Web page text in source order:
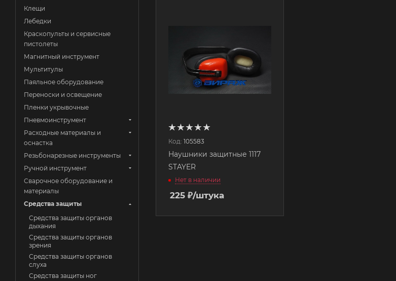
Код: 105583
Наушники защитные 1117
STAYER
Нет в наличии
225 ₽/штука
Клещи
Лебедки
Краскопульты и сервисные
пистолеты
Магнитный инструмент
Мультитулы
Паяльное оборудование
Переноски и освещение
Пленки укрывочные
Пневмоинструмент
Расходные материалы и
оснастка
Резьбонарезные инструменты
Ручной инструмент
Сварочное оборудование и
материалы
Средства защиты
Средства защиты органов
дыхания
Средства защиты органов
зрения
Средства защиты органов
слуха
Средства защиты ног